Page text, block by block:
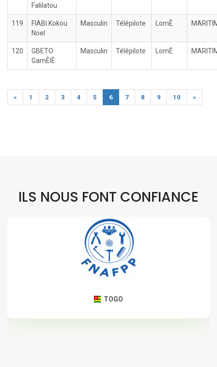
Falilatou
119
FIABI Kokou
Noel
Masculin Télépilote LomÈ
120
GBETO
GamÈlÈ
Masculin Télépilote LomÈ
« 1 2 3 4 5 6 7 8 9 10 »
ILS NOUS FONT CONFIANCE
TOGO